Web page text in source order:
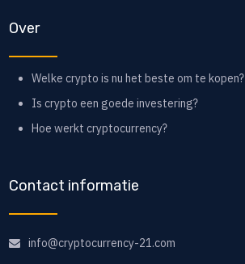
Over
Welke crypto is nu het beste om te kopen?
Is crypto een goede investering?
Hoe werkt cryptocurrency?
Contact informatie
info@cryptocurrency-21.com